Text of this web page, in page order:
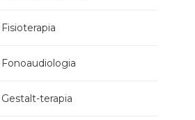
Fisioterapia
Fonoaudiologia
Gestalt-terapia